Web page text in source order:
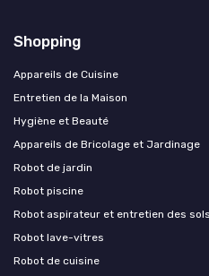
Shopping
Appareils de Cuisine
Entretien de la Maison
Hygiène et Beauté
Appareils de Bricolage et Jardinage
Robot de jardin
Robot piscine
Robot aspirateur et entretien des sols
Robot lave-vitres
Robot de cuisine